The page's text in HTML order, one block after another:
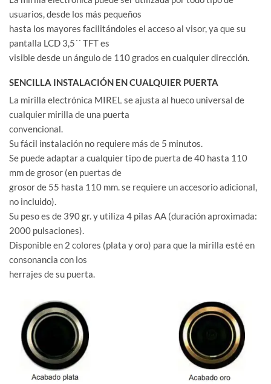
usuarios, desde los más pequeños
hasta los mayores facilitándoles el acceso al visor, ya que su
pantalla LCD 3,5´´ TFT es
visible desde un ángulo de 110 grados en cualquier dirección.
SENCILLA INSTALACIÓN EN CUALQUIER PUERTA
La mirilla electrónica MIREL se ajusta al hueco universal de
cualquier mirilla de una puerta
convencional.
Su fácil instalación no requiere más de 5 minutos.
Se puede adaptar a cualquier tipo de puerta de 40 hasta 110
mm de grosor (en puertas de
grosor de 55 hasta 110 mm. se requiere un accesorio adicional,
no incluido).
Su peso es de 390 gr. y utiliza 4 pilas AA (duración aproximada:
2000 pulsaciones).
Disponible en 2 colores (plata y oro) para que la mirilla esté en
consonancia con los
herrajes de su puerta.